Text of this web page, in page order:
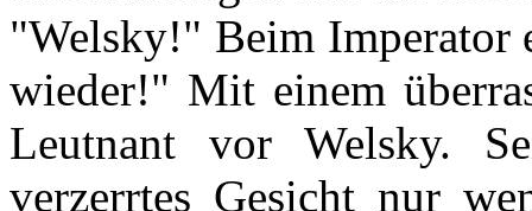
"Welsky!" Beim Imperator
wieder!" Mit einem
Leutnant vor Welsky.
verzerrtes Gesicht nur